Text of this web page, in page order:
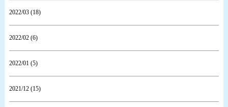
2022/03 (18)
2022/02 (6)
2022/01 (5)
2021/12 (15)